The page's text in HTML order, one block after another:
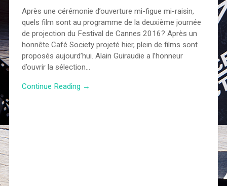
Après une cérémonie d’ouverture mi-figue mi-raisin,
quels film sont au programme de la deuxième journée
de projection du Festival de Cannes 2016? Après un
honnête Café Society projeté hier, plein de films sont
proposés aujourd’hui. Alain Guiraudie a l’honneur
d’ouvrir la sélection…
Continue Reading →